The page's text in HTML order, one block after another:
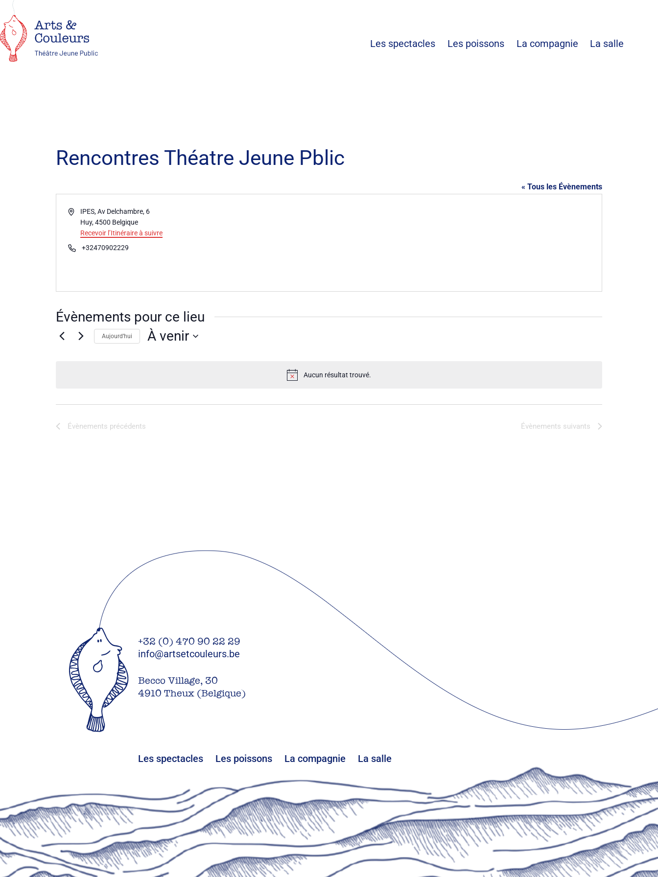
Les spectacles Les poissons La compagnie La salle
Notice
Aucun résultat trouvé.
Rencontres Théatre Jeune Pblic
« Tous les Évènements
AdresseIPES, Av Delchambre, 6
Huy, 4500 Belgique
Recevoir l’Itinéraire à suivre
Téléphone
+32470902229
Évènements pour ce lieu
Aujourd’hui À venir
Évènements précédents Évènements suivants
+32 (0) 470 90 22 29
info@artsetcouleurs.be
Becco Village, 30
4910 Theux (Belgique)
Les spectacles Les poissons La compagnie La salle